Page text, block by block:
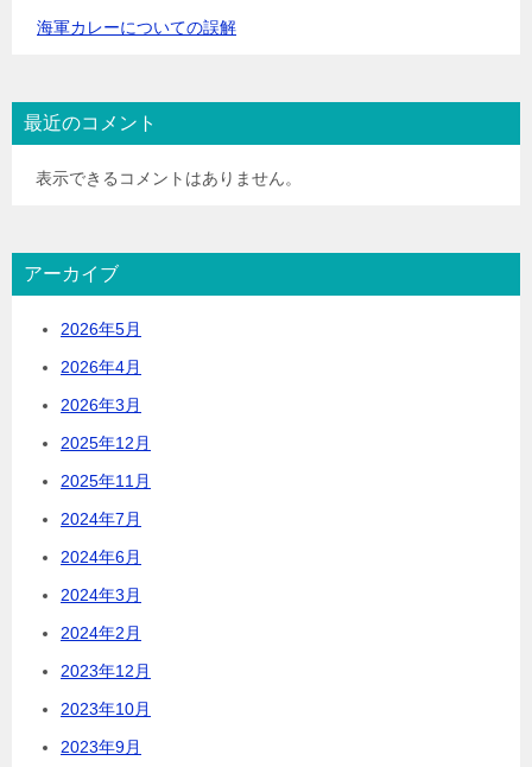
海軍カレーについての誤解
最近のコメント
表示できるコメントはありません。
アーカイブ
2026年5月
2026年4月
2026年3月
2025年12月
2025年11月
2024年7月
2024年6月
2024年3月
2024年2月
2023年12月
2023年10月
2023年9月